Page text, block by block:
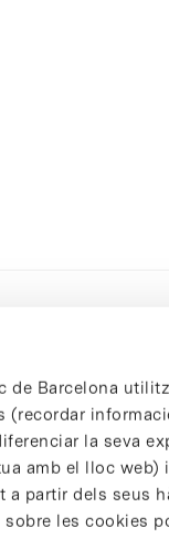
de Barcelona
la seva
amb el lloc web)
partir dels seus
les cookies